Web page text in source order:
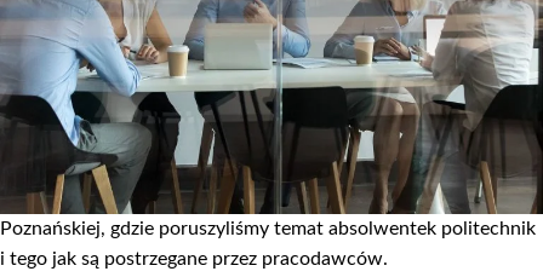
Dziewczyn
Milado w ramach Dnia dla Dziewczyn na Politechnice
Poznańskiej
3.04.2014 r. mieliśmy przyjemność spotkać się z przyszłym
studentkami w ramach „Dnia dla Dziewczyn” na Politechnice
Poznańskiej, gdzie poruszyliśmy temat absolwentek politechnik
i tego jak są postrzegane przez pracodawców.